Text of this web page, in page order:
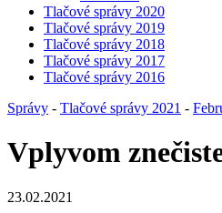
Tlačové správy 2020
Tlačové správy 2019
Tlačové správy 2018
Tlačové správy 2017
Tlačové správy 2016
Správy - Tlačové správy 2021 -
Vplyvom
23.02.2021